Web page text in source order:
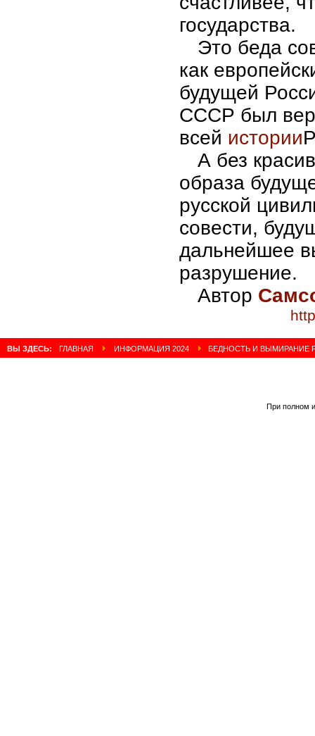
государства.
Это беда
как
будущей
СССР был
всей истории
А без
образа
русской
совести,
дальнейшее
разрушение.
Автор
ВЫ ЗДЕСЬ: ГЛАВНАЯ ИНФОРМАЦИЯ 2024 БЕДНОСТЬ И ВЫМИРАНИЕ
При полном